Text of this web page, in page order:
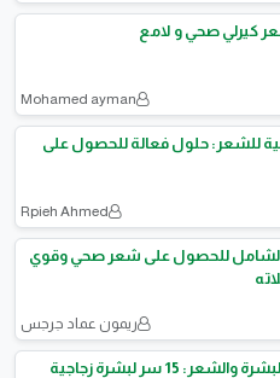
كيرلي صحي و لامع
Mohamed ayman
للشعر: حلول فعالة للحصول على
Rpieh Ahmed
الشامل للحصول على شعر صحي وقوي
ريمون عماد جرجس
الدليل الكامل للعناية بالبشرة والشعر: 15 سر لبشرة زجاجية